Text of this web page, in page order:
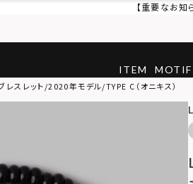
【重要なお知
ITEM MOTIF
レット/2020年モデル/TYPE C（オニキス）